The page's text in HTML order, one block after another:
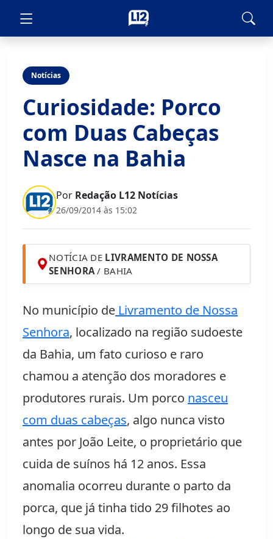
Notícias
Curiosidade: Porco
com Duas Cabeças
Nasce na Bahia
Por Redação L12 Notícias
26/09/2014 às 15:02
NOTÍCIA DE LIVRAMENTO DE NOSSA
SENHORA/ BAHIA
No município de Livramento de Nossa
Senhora, localizado na região sudoeste
da Bahia, um fato curioso e raro
chamou a atenção dos moradores e
produtores rurais. Um porco nasceu
com duas cabeças, algo nunca visto
antes por João Leite, o proprietário que
cuida de suínos há 12 anos. Essa
anomalia ocorreu durante o parto da
porca, que já tinha tido 29 filhotes ao
longo de sua vida.